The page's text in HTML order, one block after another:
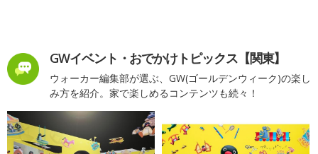
GWイベント・おでかけトピックス【関東】
ウォーカー編集部が選ぶ、GW(ゴールデンウィーク)の楽し
み方を紹介。家で楽しめるコンテンツも続々！